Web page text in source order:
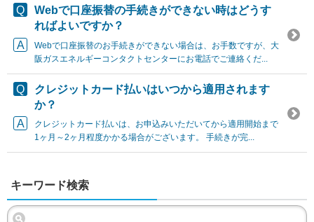
Webで口座振替の手続きができない時はどうす
ればよいですか？
Webで口座振替のお手続きができない場合は、お手数ですが、大
阪ガスエネルギーコンタクトセンターにお電話でご連絡くだ...
クレジットカード払いはいつから適用されます
か？
クレジットカード払いは、お申込みいただいてから適用開始まで
1ヶ月～2ヶ月程度かかる場合がございます。 手続きが完...
キーワード検索